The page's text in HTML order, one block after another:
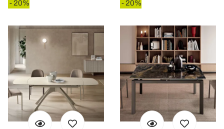
- 20% - 20%